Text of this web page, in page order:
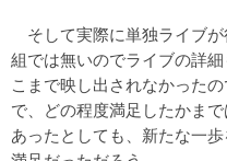
そして実際に単独ライブが
組では無いのでライブの詳
こまで映し出されなかった
で、どの程度満足したかま
あったとしても、新たな一